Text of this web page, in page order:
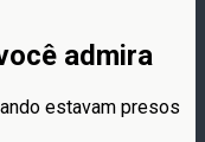
admira
estavam presos